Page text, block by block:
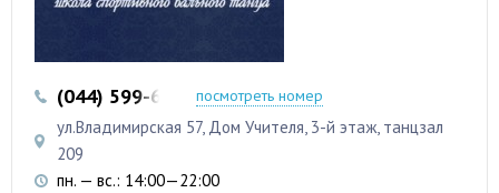
(044) 599-61-78 (050) 850-51-11
посмотреть номер
ул.Владимирская 57, Дом Учителя, 3-й этаж, танцзал
209
пн. — вс.: 14:00—22:00